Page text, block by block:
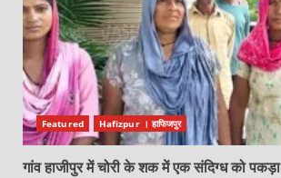
Featured Hafizpur । हाफिजपुर
गांव हाजीपुर में चोरी के शक में एक संदिग्ध को पकड़ा